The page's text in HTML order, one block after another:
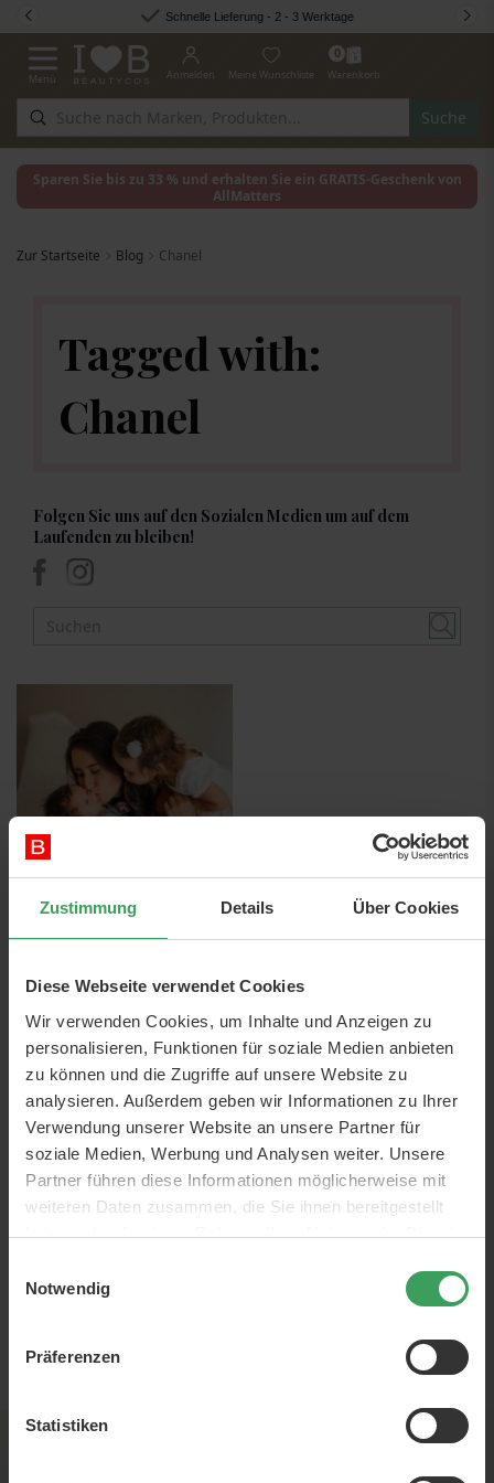
Zustimmung Details Über Cookies
Diese Webseite verwendet Cookies
Wir verwenden Cookies, um Inhalte und Anzeigen zu
personalisieren, Funktionen für soziale Medien anbieten
zu können und die Zugriffe auf unsere Website zu
analysieren. Außerdem geben wir Informationen zu Ihrer
Verwendung unserer Website an unsere Partner für
soziale Medien, Werbung und Analysen weiter. Unsere
Partner führen diese Informationen möglicherweise mit
weiteren Daten zusammen, die Sie ihnen bereitgestellt
haben oder die sie im Rahmen Ihrer Nutzung der Dienste
Notwendig
Präferenzen
Statistiken
Zum Inhalt springen Schnelle Lieferung - 2 - 3 Werktage
Navigation umschalten
Menü
Suche
Anmelden Meine Wunschliste
0
Warenkorb
Sparen Sie bis zu 33 % und erhalten Sie ein GRATIS-Geschenk von
AllMatters
Zur Startseite Blog Chanel
Tagged with:
Chanel
Folgen Sie uns auf den Sozialen Medien um auf dem
Laufenden zu bleiben!
20th Oktober 2022
Geschenkinspiration:
zum Muttertag
Wenn Sie Ihrer Mutter an
diesem Tag etwas ganz
Besonderes gönnen
möchten, finden Sie hier
einen Ratgeber mit
Inspirationen für das
perfekte Parfum, das Ihre
Mutter an diesem
besonderen Tag begeistern
wird.
Mehr lesen